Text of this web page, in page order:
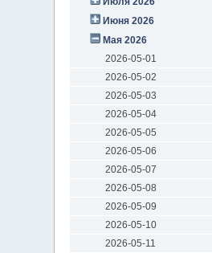
Июня 2026
Мая 2026
2026-05-01
2026-05-02
2026-05-03
2026-05-04
2026-05-05
2026-05-06
2026-05-07
2026-05-08
2026-05-09
2026-05-10
2026-05-11